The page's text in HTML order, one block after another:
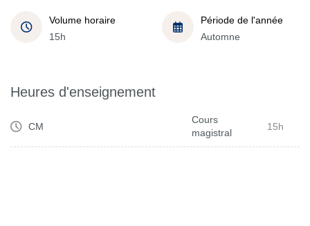
Volume horaire
15h
Période de l'année
Automne
Heures d'enseignement
CM
Cours
magistral
15h